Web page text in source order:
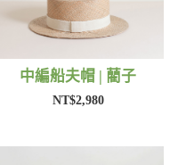
中編船夫帽 | 藺子
NT$2,980